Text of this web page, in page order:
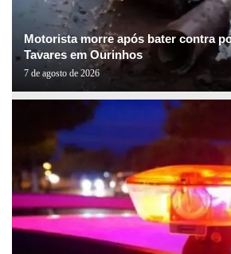
Motorista morre após bater contra
Tavares em Ourinhos
7 de agosto de 2026